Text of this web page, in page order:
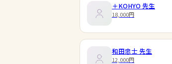
＋KOHYO先生
18,000円
和田忠士 先生
12,000円